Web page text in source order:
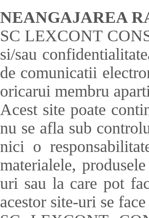
NEANGAJAREA
SC LEXCONT
si/sau
de comunicatii
oricarui membru
Acest site poate
nu se afla sub
nici o
materialele,
uri sau la care pot
acestor site-uri se